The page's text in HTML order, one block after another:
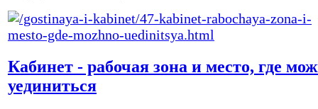
Кабинет - рабочая зона и место, где
уединиться